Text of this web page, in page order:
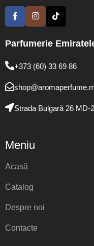
Parfumerie
+373 (60) 33 69 86
Strada Bulgară 26 MD-
Meniu
Acasă
Catalog
Despre noi
Contacte